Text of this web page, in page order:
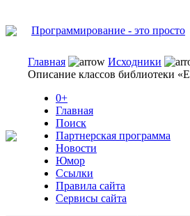
Программирование - это просто
Главная Исходники
Описание классов библиотеки
0+
Главная
Поиск
Партнерская программа
Новости
Юмор
Ссылки
Правила сайта
Сервисы сайта